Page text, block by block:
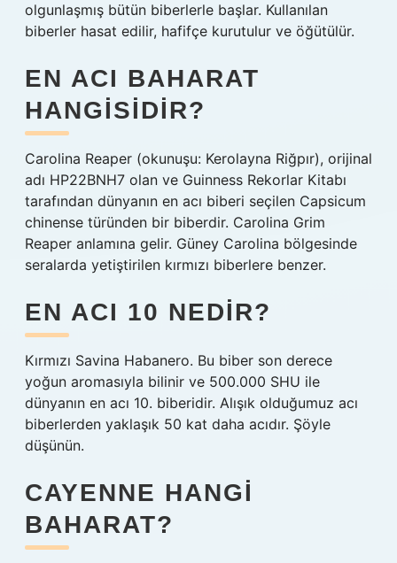
olgunlaşmış bütün biberlerle başlar. Kullanılan
biberler hasat edilir, hafifçe kurutulur ve öğütülür.
EN ACI BAHARAT
HANGISIDIR?
Carolina Reaper (okunuşu: Kerolayna Riğpır), orijinal
adı HP22BNH7 olan ve Guinness Rekorlar Kitabı
tarafından dünyanın en acı biberi seçilen Capsicum
chinense türünden bir biberdir. Carolina Grim
Reaper anlamına gelir. Güney Carolina bölgesinde
seralarda yetiştirilen kırmızı biberlere benzer.
EN ACI 10 NEDIR?
Kırmızı Savina Habanero. Bu biber son derece
yoğun aromasıyla bilinir ve 500.000 SHU ile
dünyanın en acı 10. biberidir. Alışık olduğumuz acı
biberlerden yaklaşık 50 kat daha acıdır. Şöyle
düşünün.
CAYENNE HANGI
BAHARAT?